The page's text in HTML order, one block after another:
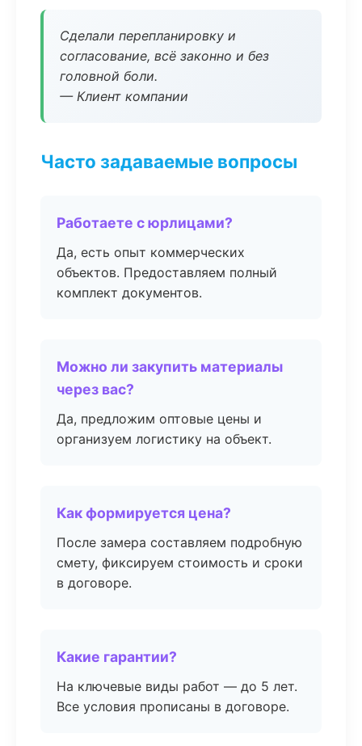
Сделали перепланировку и
согласование, всё законно и без
головной боли.
— Клиент компании
Часто задаваемые вопросы
Работаете с юрлицами?
Да, есть опыт коммерческих
объектов. Предоставляем полный
комплект документов.
Можно ли закупить материалы
через вас?
Да, предложим оптовые цены и
организуем логистику на объект.
Как формируется цена?
После замера составляем подробную
смету, фиксируем стоимость и сроки
в договоре.
Какие гарантии?
На ключевые виды работ — до 5 лет.
Все условия прописаны в договоре.